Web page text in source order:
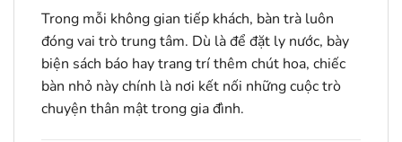
Trong mỗi không gian tiếp khách, bàn trà luôn
đóng vai trò trung tâm. Dù là để đặt ly nước, bày
biện sách báo hay trang trí thêm chút hoa, chiếc
bàn nhỏ này chính là nơi kết nối những cuộc trò
chuyện thân mật trong gia đình.